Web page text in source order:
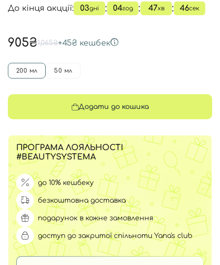
До кінця акцції: 03дні : 04год : 47хв : 45сек
905₴1,065₴+45₴ кешбек
200 мл 50 мл
Додати до кошика
ПРОГРАМА ЛОЯЛЬНОСТІ
#BEAUTYSYSTEMA
до 10% кешбеку
безкоштовна доставка
подарунок в кожне замовлення
доступ до закритої спільноти Yana's club